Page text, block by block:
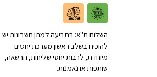
השלום ת"א: בתביעה למתן חשבונות יש
להוכיח בשלב ראשון מערכת יחסים
מיוחדת, לרבות יחסי שליחות, הרשאה,
שותפות או נאמנות.